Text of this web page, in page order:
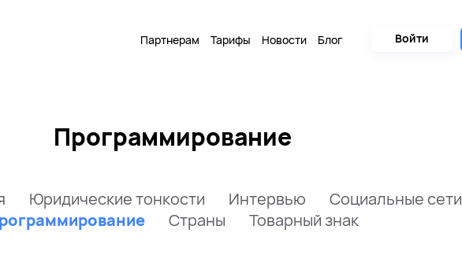
Партнерам Тарифы Новости Блог Войти
Программирование
Юридические тонкости Интервью Социальные сети
Страны Товарный знак